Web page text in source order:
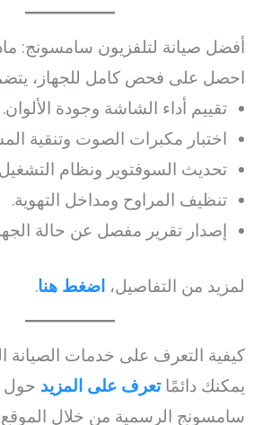
أفضل صيانة لتلفزيون سامسونج:
احصل على فحص كامل للجهاز،
تقييم أداء الشاشة وجودة الألوان.
اختبار مكبرات الصوت وتنقية
تحديث السوفتوير ونظام
تنظيف المراوح ومداخل التهوية.
إصدار تقرير مفصل عن حالة
لمزيد من التفاصيل،اضغط هنا.
كيفية التعرف على خدمات الصيانة
يمكنك دائمًاتعرف على المزيد حول
سامسونج الرسمية من خلال